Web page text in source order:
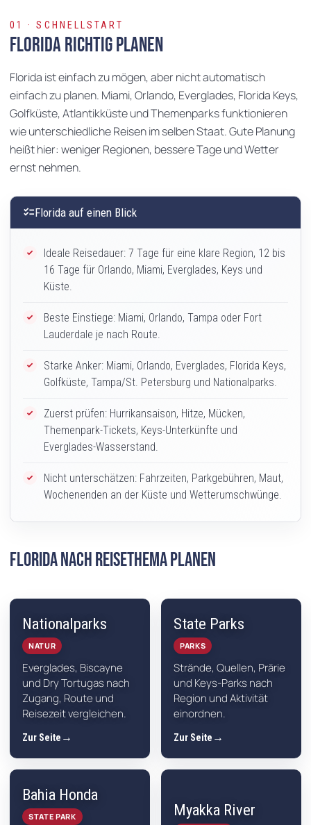
01 · SCHNELLSTART
Florida richtig planen
Florida ist einfach zu mögen, aber nicht automatisch
einfach zu planen. Miami, Orlando, Everglades, Florida Keys,
Golfküste, Atlantikküste und Themenparks funktionieren
wie unterschiedliche Reisen im selben Staat. Gute Planung
heißt hier: weniger Regionen, bessere Tage und Wetter
ernst nehmen.
checklistFlorida auf einen Blick
Ideale Reisedauer: 7 Tage für eine klare Region, 12 bis
16 Tage für Orlando, Miami, Everglades, Keys und
Küste.
Beste Einstiege: Miami, Orlando, Tampa oder Fort
Lauderdale je nach Route.
Starke Anker: Miami, Orlando, Everglades, Florida Keys,
Golfküste, Tampa/St. Petersburg und Nationalparks.
Zuerst prüfen: Hurrikansaison, Hitze, Mücken,
Themenpark-Tickets, Keys-Unterkünfte und
Everglades-Wasserstand.
Nicht unterschätzen: Fahrzeiten, Parkgebühren, Maut,
Wochenenden an der Küste und Wetterumschwünge.
Florida nach Reisethema planen
Nationalparks
NATUR
Everglades, Biscayne
und Dry Tortugas nach
Zugang, Route und
Reisezeit vergleichen.
Zur Seite
State Parks
PARKS
Strände, Quellen, Prärie
und Keys-Parks nach
Region und Aktivität
einordnen.
Zur Seite
Bahia Honda
STATE PARK Myakka River